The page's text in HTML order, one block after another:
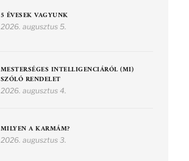
5 ÉVESEK VAGYUNK
2026. augusztus 5.
MESTERSÉGES INTELLIGENCIÁRÓL (MI)
SZÓLÓ RENDELET
2026. augusztus 4.
MILYEN A KARMÁM?
2026. augusztus 3.